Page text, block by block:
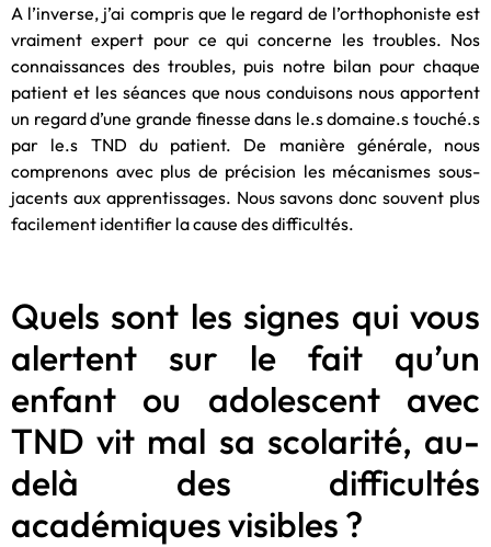
A l’inverse, j’ai compris que le regard de l’orthophoniste est
vraiment expert pour ce qui concerne les troubles. Nos
connaissances des troubles, puis notre bilan pour chaque
patient et les séances que nous conduisons nous apportent
un regard d’une grande finesse dans le.s domaine.s touché.s
par le.s TND du patient. De manière générale, nous
comprenons avec plus de précision les mécanismes sous-
jacents aux apprentissages. Nous savons donc souvent plus
facilement identifier la cause des difficultés.
Quels sont les signes qui vous
alertent sur le fait qu’un
enfant ou adolescent avec
TND vit mal sa scolarité, au-
delà des difficultés
académiques visibles ?